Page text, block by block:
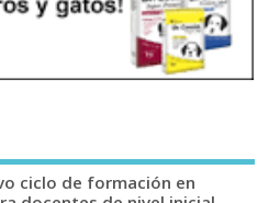
ciclo de formación en